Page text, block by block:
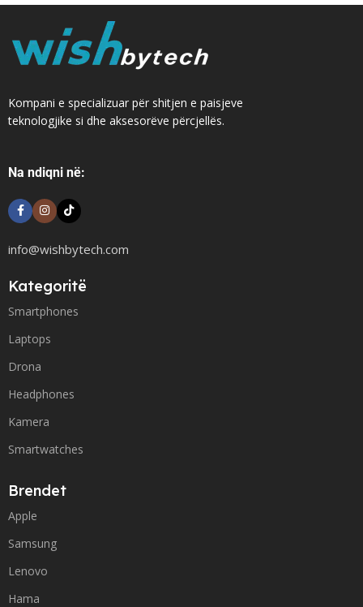
Kompani e specializuar për shitjen e paisjeve
teknologjike si dhe aksesorëve përcjellës.
Na ndiqni në:
info@wishbytech.com
Kategoritë
Smartphones
Laptops
Drona
Headphones
Kamera
Smartwatches
Brendet
Apple
Samsung
Lenovo
Hama